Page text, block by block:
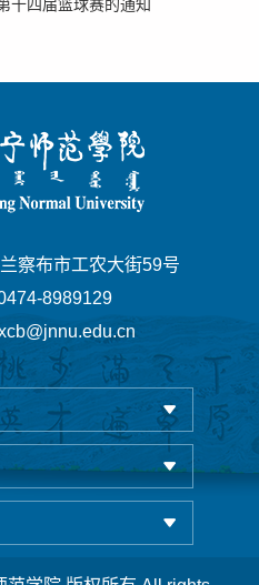
十四届篮球赛的通知
察布市工农大街59号
8989129